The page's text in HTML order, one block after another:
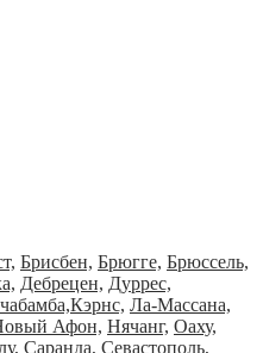
Брисбен, Брюгге, Брюссель,
Дебрецен, Дуррес,
Кэрнс, Ла-Массана,
Афон, Нячанг, Оаху,
Саранда, Севастополь,